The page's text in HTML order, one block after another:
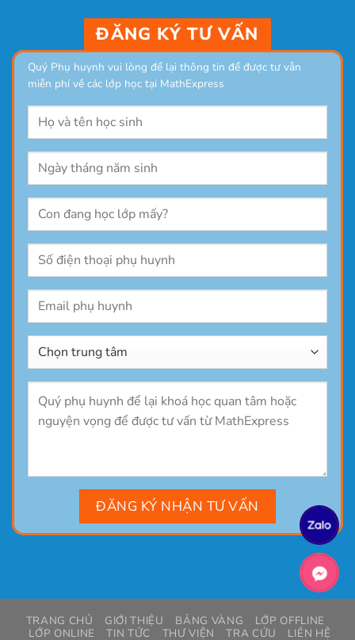
ĐĂNG KÝ TƯ VẤN
Quý Phụ huynh vui lòng để lại thông tin để được tư vẫn
miễn phí về các lớp học tại MathExpress
TRANG CHỦ GIỚI THIỆU BẢNG VÀNG
LỚP OFFLINE
LỚP ONLINE
TIN TỨC THƯ VIỆN TRA CỨU LIÊN HỆ